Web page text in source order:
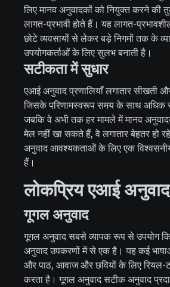
लिए मानव अनुवादकों को नियुक्त करने की
लागत-प्रभावी होते हैं। यह लागत-
छोटे व्यवसायों से लेकर बड़े निगमों तक के
उपयोगकर्ताओं के लिए सुलभ बनाती है।
सटीकता में सुधार
एआई अनुवाद प्रणालियाँ लगातार सीखती
जिसके परिणामस्वरूप समय के साथ अधिक
जबकि वे अभी तक हर मामले में मानव
मेल नहीं खा सकते हैं, वे लगातार बेहतर हो
अनुवाद आवश्यकताओं के लिए एक
हैं।
लोकप्रिय एआई
गूगल अनुवाद
गूगल अनुवाद सबसे व्यापक रूप से उपयोग
अनुवाद उपकरणों में से एक है। यह कई
और पाठ, आवाज और छवियों के लिए रियल-
करता है। गूगल अनुवाद सटीक अनुवाद